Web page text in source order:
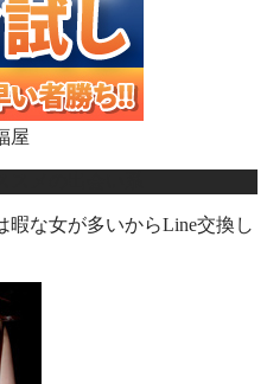
屋
暇な女が多いからLine交換し